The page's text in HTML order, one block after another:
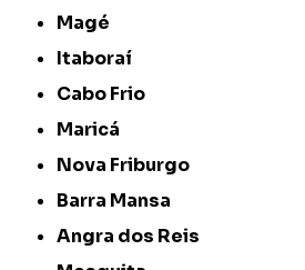
Magé
Itaboraí
Cabo Frio
Maricá
Nova Friburgo
Barra Mansa
Angra dos Reis